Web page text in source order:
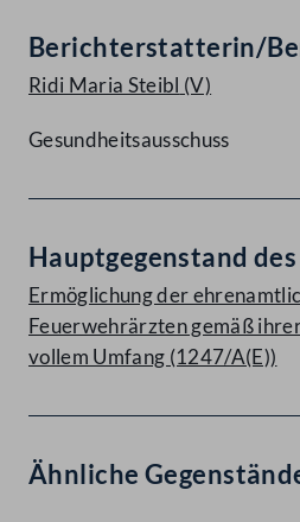
Berichterstatterin/
Ridi Maria Steibl (V)
Gesundheitsausschuss
Hauptgegenstand
Ermöglichung der
Feuerwehrärzten gemäß
vollem Umfang (1247/A(E))
Ähnliche